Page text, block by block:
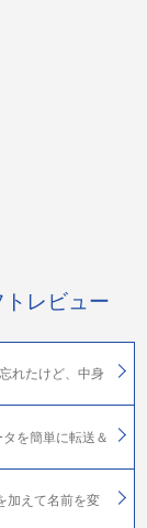
トレビュー
れたけど、中身
を簡単に転送＆
加えて名前を変